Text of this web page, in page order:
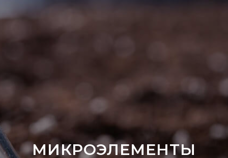
МИКРОЭЛЕМЕНТЫ